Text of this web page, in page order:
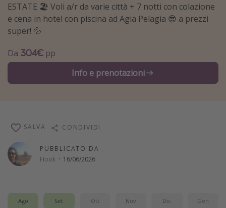
Capo Verde
Tipo di vacanza
Vacanze last minute
Vacanze all inclusive
Vacanze estate 2026
Vacanze al mare
Viaggi per single
Altri argomenti
ESTATE 🏖️ Voli a/r da varie città + 7 notti con colazione
e cena in hotel con piscina ad Agia Pelagia 😎 a prezzi
super! 💦
Da 304€ pp
Info e prenotazioni
PUBBLICATO DA
Hook · 16/06/2026
SALVA CONDIVIDI
Ago Set Ott Nov Dic Gen